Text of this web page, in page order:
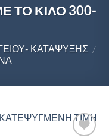
ΤΟ ΚΙΛΟ 300-
ΚΑΤΆΨΥΞΗΣ /